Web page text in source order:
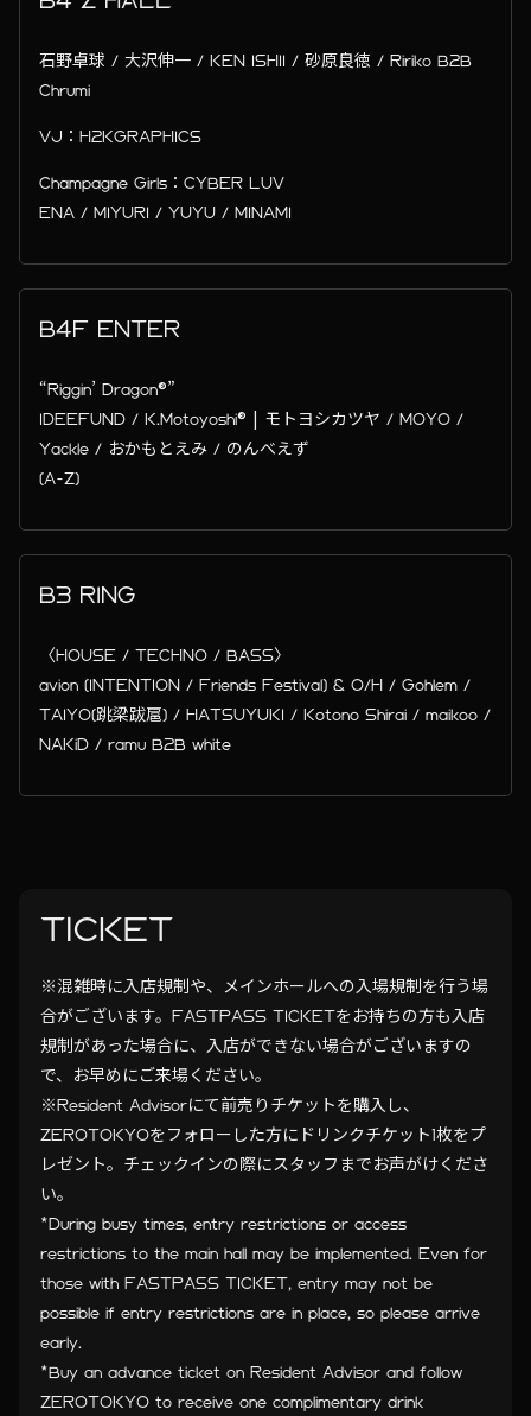
石野卓球 / 大沢伸一 / KEN ISHII / 砂原良徳 / Ririko B2B
Chrumi
VJ：H2KGRAPHICS
Champagne Girls：CYBER LUV
ENA / MIYURI / YUYU / MINAMI
B4F ENTER
“Riggin’ Dragon®”
IDEEFUND / K.Motoyoshi® | モトヨシカツヤ / MOYO /
Yackle / おかもとえみ / のんべえず
(A-Z)
B3 RING
〈HOUSE / TECHNO / BASS〉
avion (INTENTION / Friends Festival) & O/H / Gohlem /
TAIYO(跳梁跋扈) / HATSUYUKI / Kotono Shirai / maikoo /
NAKiD / ramu B2B white
TICKET
※混雑時に入店規制や、メインホールへの入場規制を行う場
合がございます。FASTPASS TICKETをお持ちの方も入店
規制があった場合に、入店ができない場合がございますの
で、お早めにご来場ください。
※Resident Advisorにて前売りチケットを購入し、
ZEROTOKYOをフォローした方にドリンクチケット1枚をプ
レゼント。チェックインの際にスタッフまでお声がけくださ
い。
*During busy times, entry restrictions or access
restrictions to the main hall may be implemented. Even for
those with FASTPASS TICKET, entry may not be
possible if entry restrictions are in place, so please arrive
early.
*Buy an advance ticket on Resident Advisor and follow
ZEROTOKYO to receive one complimentary drink